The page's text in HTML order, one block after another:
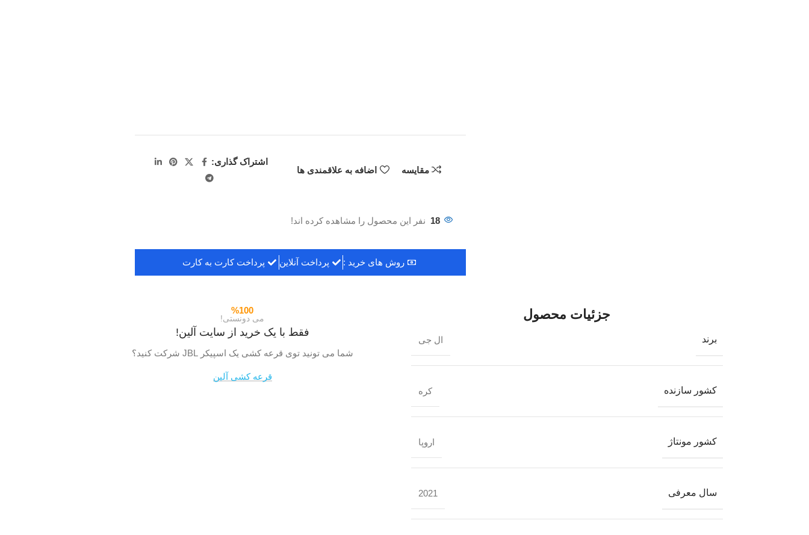
مقایسه اضافه به علاقمندی ها
اشتراک گذاری:
18 نفر این محصول را مشاهده کرده اند!
روش های خرید : پرداخت آنلاین پرداخت کارت به کارت
جزئیات محصول
برند ال جی
کشور سازنده کره
کشور مونتاژ اروپا
سال معرفی 2021
%100
می دونستی!
فقط با یک خرید از سایت آلین!
شما می تونید توی قرعه کشی یک اسپیکر JBL شرکت کنید؟
قرعه کشی آلین